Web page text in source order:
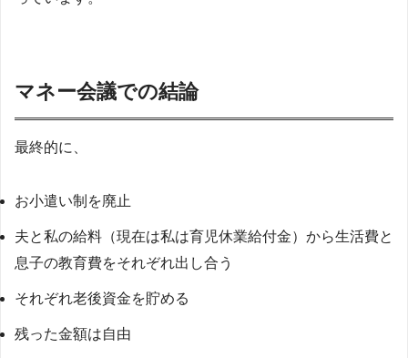
マネー会議での結論
最終的に、
お小遣い制を廃止
夫と私の給料（現在は私は育児休業給付金）から生活費と
息子の教育費をそれぞれ出し合う
それぞれ老後資金を貯める
残った金額は自由